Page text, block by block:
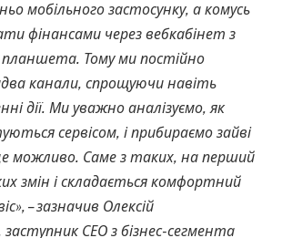
мобільного застосунку, а комусь
фінансами через вебкабінет з
Тому ми постійно
канали, спрощуючи навіть
дії. Ми уважно аналізуємо, як
сервісом, і прибираємо зайві
можливо. Саме з таких, на перший
змін і складається комфортний
– зазначив Олексій
СЕО з бізнес-сегмента